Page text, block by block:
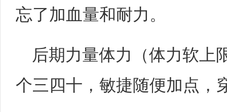
忘了加血量和耐力。
后期力量体力（体力软上
个三四十，敏捷随便加点，